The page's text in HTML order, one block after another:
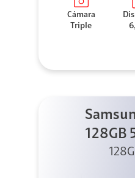
Cámara
Triple
128GB